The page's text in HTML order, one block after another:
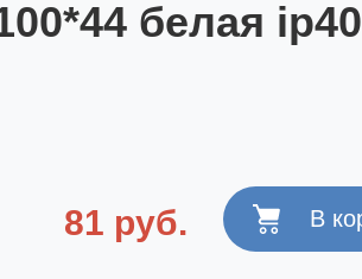
белая ip40
81 руб.